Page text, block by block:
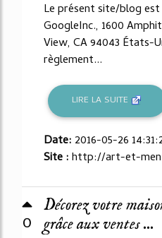
Le présent site/blog
GoogleInc., 1600
View, CA 94043 États-
règlement...
LIRE LA SUITE
Date: 2016-05-26
Site :http://art-et-
0
Décorez votre
grâce aux ventes ...